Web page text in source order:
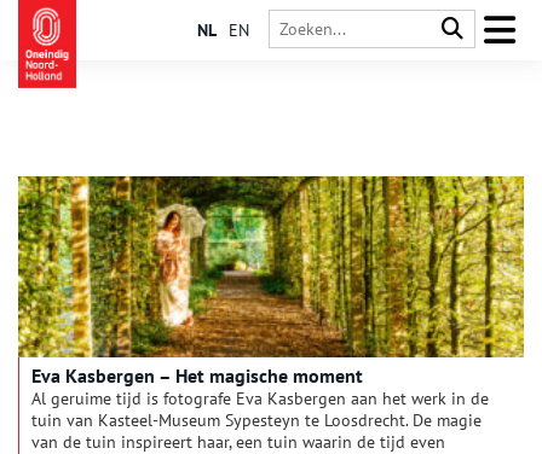
NL EN
Eva Kasbergen – Het magische moment
Al geruime tijd is fotografe Eva Kasbergen aan het werk in de
tuin van Kasteel-Museum Sypesteyn te Loosdrecht. De magie
van de tuin inspireert haar, een tuin waarin de tijd even